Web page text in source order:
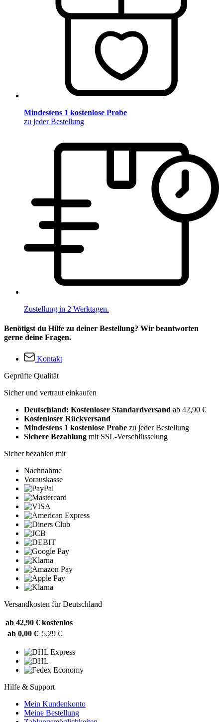
Mindestens 1 kostenlose Probe
zu jeder Bestellung
Zustellung in 2 Werktagen.
Benötigst du Hilfe zu deiner Bestellung? Wir beantworten
gerne deine Fragen.
Kontakt
Geprüfte Qualität
Sicher und vertraut einkaufen
Deutschland: Kostenloser Standardversand ab 42,90 €
Kostenloser Rückversand
Mindestens 1 kostenlose Probe zu jeder Bestellung
Sichere Bezahlung mit SSL-Verschlüsselung
Sicher bezahlen mit
Nachnahme
Vorauskasse
Versandkosten für Deutschland
ab 42,90 € kostenlos
ab 0,00 € 5,29 €
Hilfe & Support
Mein Kundenkonto
Meine Bestellung